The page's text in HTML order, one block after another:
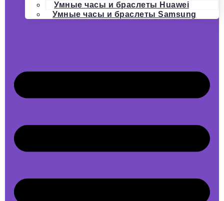
Умные часы и браслеты Huawei
Умные часы и браслеты Samsung